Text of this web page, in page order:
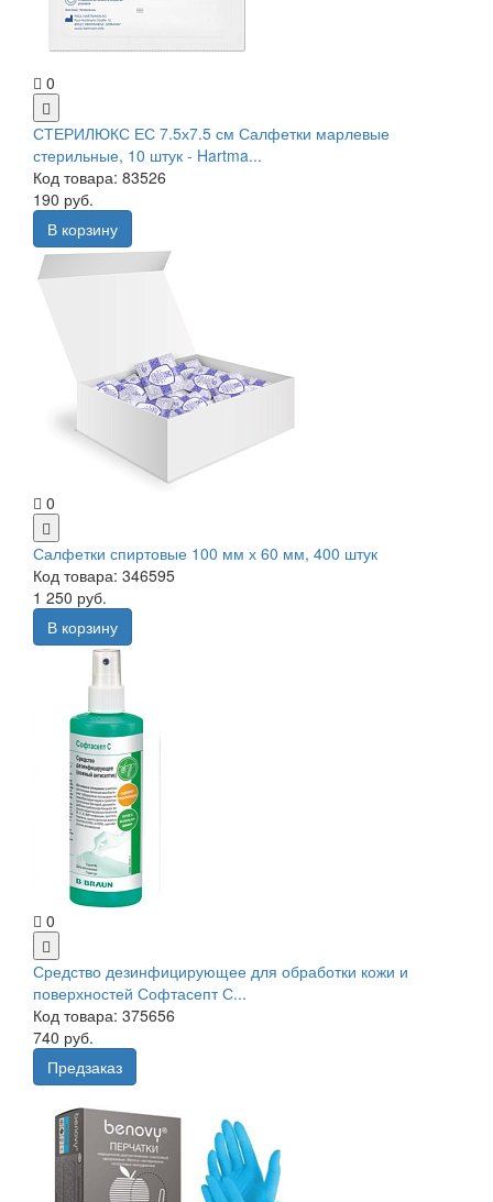
0
СТЕРИЛЮКС ЕС 7.5х7.5 см Салфетки марлевые
стерильные, 10 штук - Hartma...
Код товара: 83526
190 руб.
В корзину
0
Салфетки спиртовые 100 мм х 60 мм, 400 штук
Код товара: 346595
1 250 руб.
В корзину
0
Средство дезинфицирующее для обработки кожи и
поверхностей Софтасепт С...
Код товара: 375656
740 руб.
Предзаказ